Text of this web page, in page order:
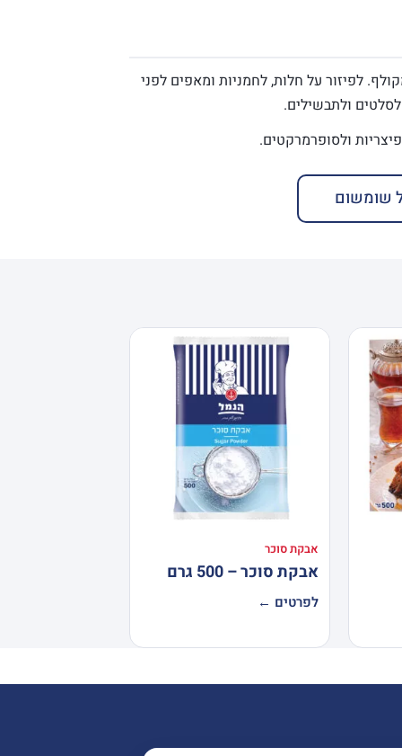
מקולף. לפיזור על חלות, לחמניות ומאפים לפני
ולתבשילים.
שומשום
אבקת סוכר
אבקת סוכר – 500 גרם
לפרטים ←